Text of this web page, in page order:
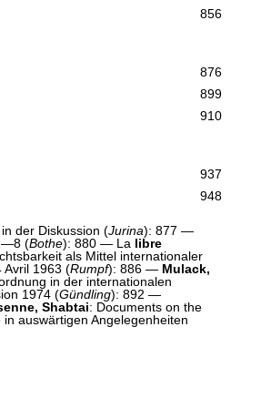
856
876
899
910
937
948
der Diskussion (Jurina): 877 —
(Bothe): 880 — La libre
als Mittel internationaler
Avril 1963 (Rumpf): 886 — Mulack,
in der internationalen
1974 (Gündling): 892 —
Shabtai: Documents on the
in auswärtigen Angelegenheiten